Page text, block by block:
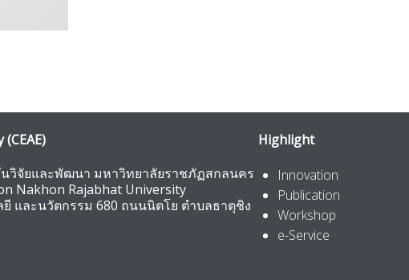
(CEAE)
นวิจัยและพัฒนา มหาวิทยาลัยราชภัฏสกลนคร
Nakhon Rajabhat University
และนวัตกรรม 680 ถนนนิตโย ตำบลธาตุชิง
Highlight
Innovation
Publication
Workshop
e-Service